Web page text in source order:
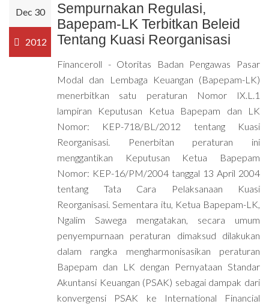
Dec 30
2012
Sempurnakan Regulasi,
Bapepam-LK Terbitkan Beleid
Tentang Kuasi Reorganisasi
Financeroll - Otoritas Badan Pengawas Pasar
Modal dan Lembaga Keuangan (Bapepam-LK)
menerbitkan satu peraturan Nomor IX.L.1
lampiran Keputusan Ketua Bapepam dan LK
Nomor: KEP-718/BL/2012 tentang Kuasi
Reorganisasi. Penerbitan peraturan ini
menggantikan Keputusan Ketua Bapepam
Nomor: KEP-16/PM/2004 tanggal 13 April 2004
tentang Tata Cara Pelaksanaan Kuasi
Reorganisasi. Sementara itu, Ketua Bapepam-LK,
Ngalim Sawega mengatakan, secara umum
penyempurnaan peraturan dimaksud dilakukan
dalam rangka mengharmonisasikan peraturan
Bapepam dan LK dengan Pernyataan Standar
Akuntansi Keuangan (PSAK) sebagai dampak dari
konvergensi PSAK ke International Financial